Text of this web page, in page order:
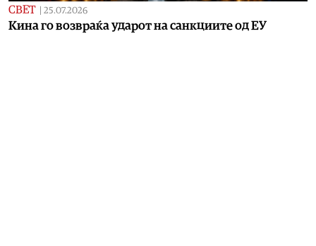
СВЕТ | 25.07.2026
Кина го возвраќа ударот на санкциите од ЕУ